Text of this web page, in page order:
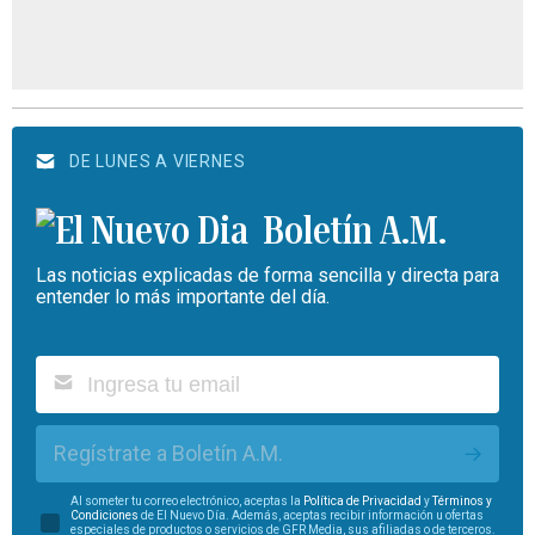
DE LUNES A VIERNES
Boletín A.M.
Las noticias explicadas de forma sencilla y directa para
entender lo más importante del día.
Regístrate a Boletín A.M.
Al someter tu correo electrónico, aceptas la Política de Privacidad yTérminos y
Condiciones de El Nuevo Día. Además, aceptas recibir información u ofertas
especiales de productos o servicios de GFR Media, sus afiliadas o de terceros.